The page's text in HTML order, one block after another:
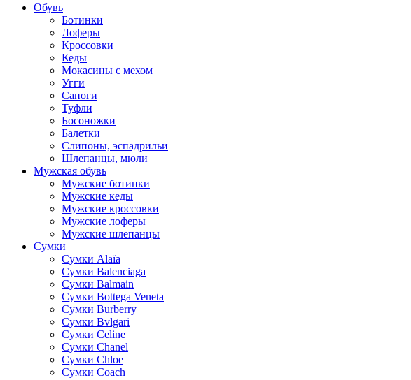
Обувь
Ботинки
Лоферы
Кроссовки
Кеды
Мокасины с мехом
Угги
Сапоги
Туфли
Босоножки
Балетки
Слипоны, эспадрильи
Шлепанцы, мюли
Мужская обувь
Мужские ботинки
Мужские кеды
Мужские кроссовки
Мужские лоферы
Мужские шлепанцы
Сумки
Cумки Alaïa
Сумки Balenciaga
Сумки Balmain
Сумки Bottega Veneta
Сумки Burberry
Сумки Bvlgari
Сумки Celine
Сумки Chanel
Сумки Chloe
Сумки Coach